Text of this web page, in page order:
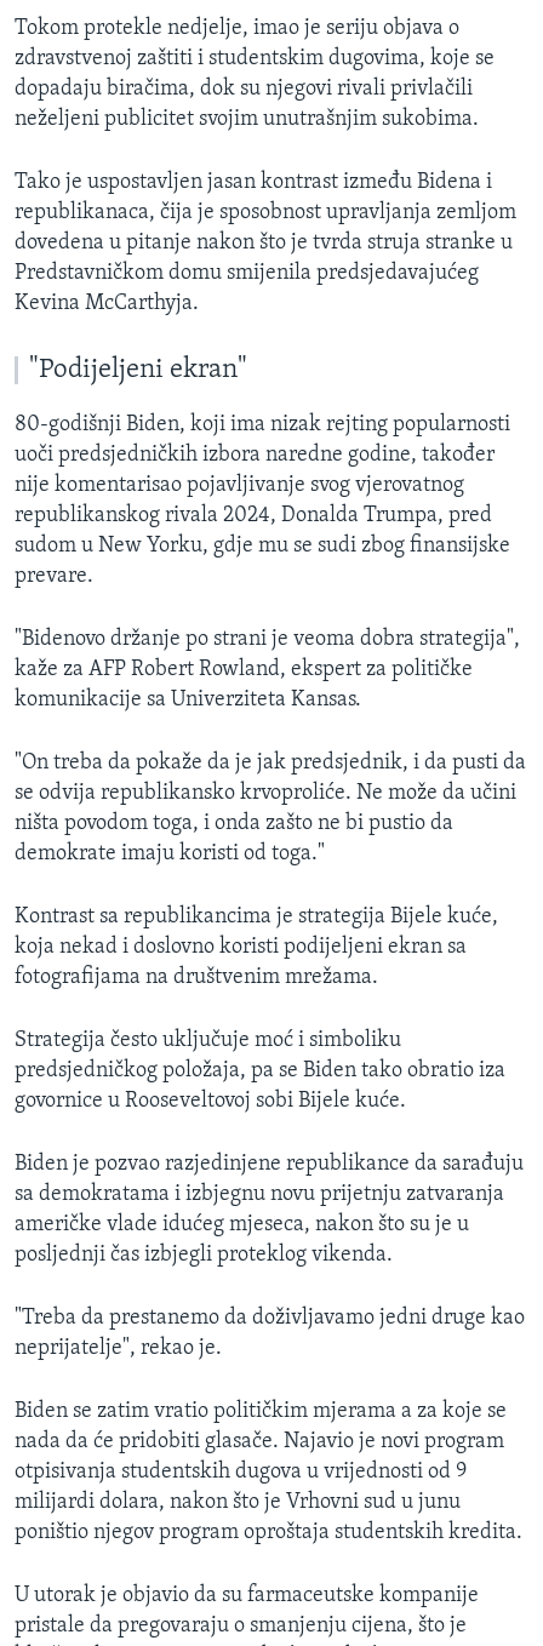
Tokom protekle nedjelje, imao je seriju objava o
zdravstvenoj zaštiti i studentskim dugovima, koje se
dopadaju biračima, dok su njegovi rivali privlačili
neželjeni publicitet svojim unutrašnjim sukobima.
Tako je uspostavljen jasan kontrast između Bidena i
republikanaca, čija je sposobnost upravljanja zemljom
dovedena u pitanje nakon što je tvrda struja stranke u
Predstavničkom domu smijenila predsjedavajućeg
Kevina McCarthyja.
"Podijeljeni ekran"
80-godišnji Biden, koji ima nizak rejting popularnosti
uoči predsjedničkih izbora naredne godine, također
nije komentarisao pojavljivanje svog vjerovatnog
republikanskog rivala 2024, Donalda Trumpa, pred
sudom u New Yorku, gdje mu se sudi zbog finansijske
prevare.
"Bidenovo držanje po strani je veoma dobra strategija",
kaže za AFP Robert Rowland, ekspert za političke
komunikacije sa Univerziteta Kansas.
"On treba da pokaže da je jak predsjednik, i da pusti da
se odvija republikansko krvoproliće. Ne može da učini
ništa povodom toga, i onda zašto ne bi pustio da
demokrate imaju koristi od toga."
Kontrast sa republikancima je strategija Bijele kuće,
koja nekad i doslovno koristi podijeljeni ekran sa
fotografijama na društvenim mrežama.
Strategija često uključuje moć i simboliku
predsjedničkog položaja, pa se Biden tako obratio iza
govornice u Rooseveltovoj sobi Bijele kuće.
Biden je pozvao razjedinjene republikance da sarađuju
sa demokratama i izbjegnu novu prijetnju zatvaranja
američke vlade idućeg mjeseca, nakon što su je u
posljednji čas izbjegli proteklog vikenda.
"Treba da prestanemo da doživljavamo jedni druge kao
neprijatelje", rekao je.
Biden se zatim vratio političkim mjerama a za koje se
nada da će pridobiti glasače. Najavio je novi program
otpisivanja studentskih dugova u vrijednosti od 9
milijardi dolara, nakon što je Vrhovni sud u junu
poništio njegov program oproštaja studentskih kredita.
U utorak je objavio da su farmaceutske kompanije
pristale da pregovaraju o smanjenju cijena, što je